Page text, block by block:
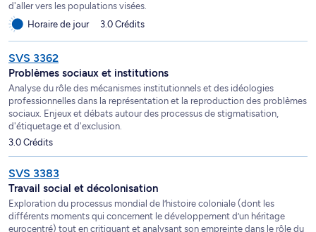
d'aller vers les populations visées.
Horaire de jour
3.0 Crédits
SVS 3362
Problèmes sociaux et institutions
Analyse du rôle des mécanismes institutionnels et des idéologies
professionnelles dans la représentation et la reproduction des problèmes
sociaux. Enjeux et débats autour des processus de stigmatisation,
d'étiquetage et d'exclusion.
3.0 Crédits
SVS 3383
Travail social et décolonisation
Exploration du processus mondial de l’histoire coloniale (dont les
différents moments qui concernent le développement d’un héritage
eurocentré) tout en critiquant et analysant son empreinte dans le rôle du